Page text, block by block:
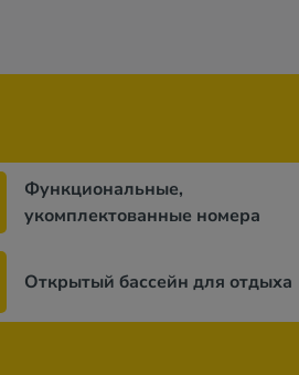
Функциональные,
укомплектованные номера
Открытый бассейн для отдыха